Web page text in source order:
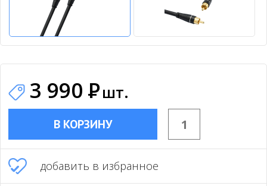
3 990 Ршт.
В КОРЗИНУ
добавить в избранное